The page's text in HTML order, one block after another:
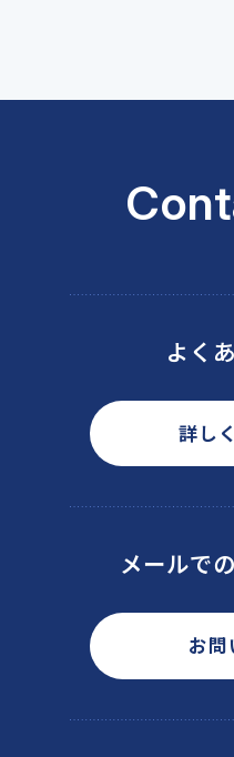
よく
詳し
メールで
お問